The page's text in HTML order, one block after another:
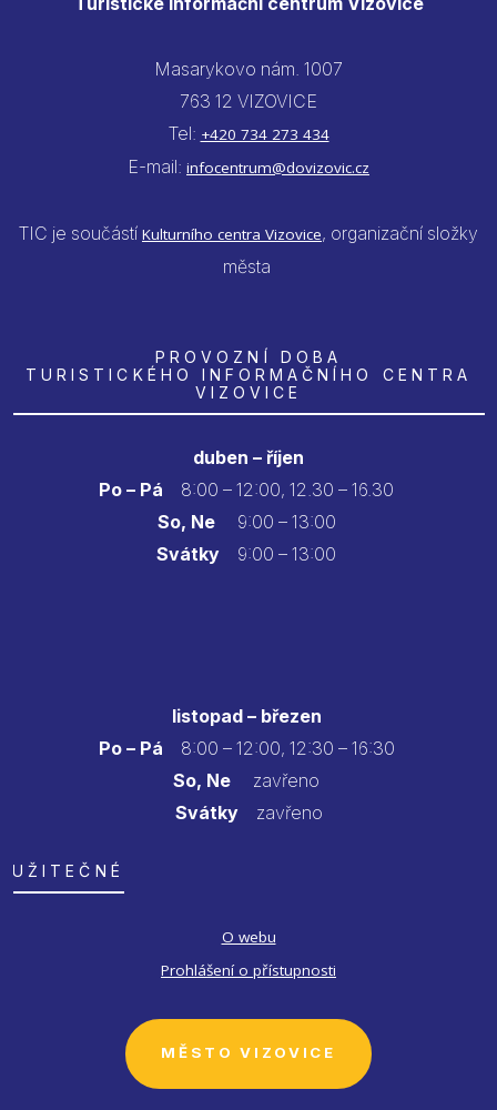
Masarykovo nám. 1007
763 12 VIZOVICE
Tel: +420 734 273 434
E-mail: infocentrum@dovizovic.cz
TIC je součástí Kulturního centra Vizovice, organizační složky
města
PROVOZNÍ DOBA
TURISTICKÉHO INFORMAČNÍHO CENTRA
VIZOVICE
duben – říjen
Po – Pá
8:00 – 12:00, 12.30 – 16.30
So, Ne9:00 – 13:00
Svátky 9:00 – 13:00
listopad – březen
Po – Pá 8:00 – 12:00, 12:30 – 16:30
So, Ne zavřeno
Svátkyzavřeno
UŽITEČNÉ
O webu
Prohlášení o přístupnosti
MĚSTO VIZOVICE